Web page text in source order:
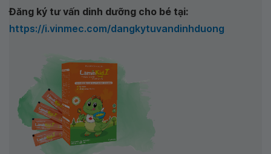
Đăng ký tư vấn dinh dưỡng cho bé tại:
https://i.vinmec.com/dangkytuvandinhduong